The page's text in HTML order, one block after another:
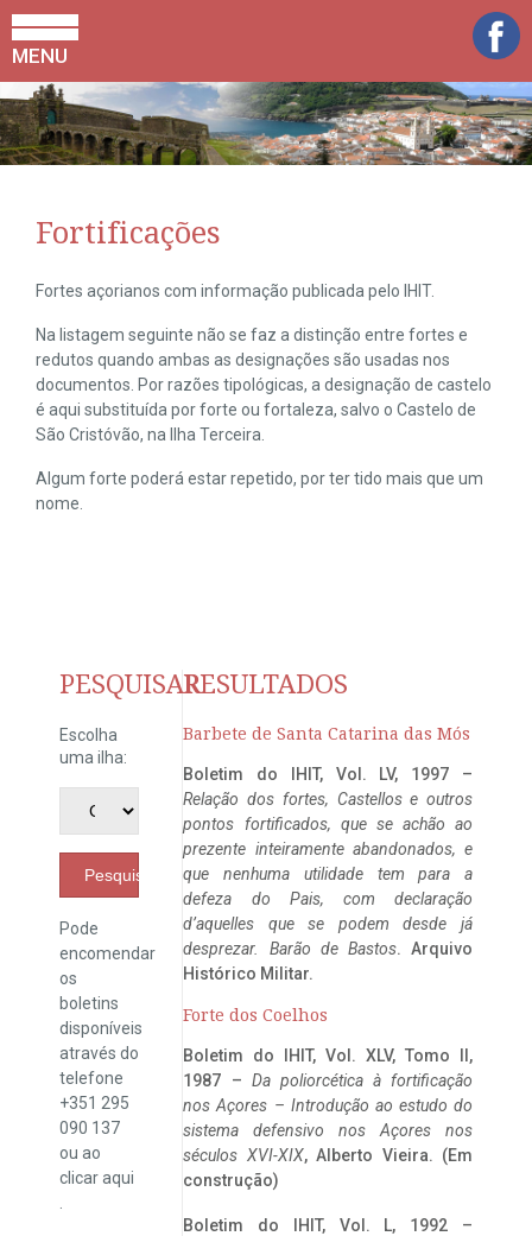
MENU
Fortificações
Fortes açorianos com informação publicada pelo IHIT.
Na listagem seguinte não se faz a distinção entre fortes e
redutos quando ambas as designações são usadas nos
documentos. Por razões tipológicas, a designação de castelo
é aqui substituída por forte ou fortaleza, salvo o Castelo de
São Cristóvão, na Ilha Terceira.
Algum forte poderá estar repetido, por ter tido mais que um
nome.
PESQUISAR
Escolha
uma ilha:
Pesquisar
Pode
encomendar
os
boletins
disponíveis
através do
telefone
+351 295
090 137
ou ao
clicaraqui
RESULTADOS
Barbete de Santa Catarina das Mós
Boletim do IHIT, Vol. LV, 1997 –
Relação dos fortes, Castellos e outros
pontos fortificados, que se achão ao
prezente inteiramente abandonados, e
que nenhuma utilidade tem para a
defeza do Pais, com declaração
d’aquelles que se podem desde já
desprezar. Barão de Bastos. Arquivo
Histórico Militar.
Forte dos Coelhos
Boletim do IHIT, Vol. XLV, Tomo II,
1987 – Da poliorcética à fortificação
nos Açores – Introdução ao estudo do
sistema defensivo nos Açores nos
séculos XVI-XIX, Alberto Vieira. (Em
construção)
Boletim do IHIT, Vol. L, 1992 –